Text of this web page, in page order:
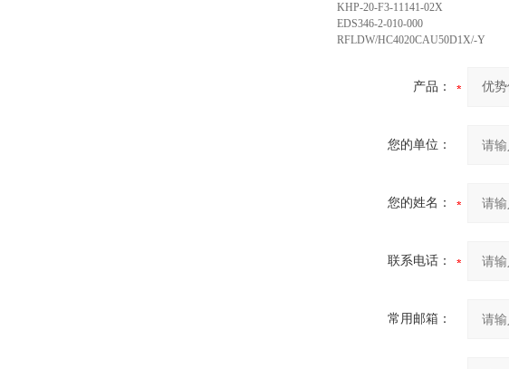
KHP-20-F3-11141-02X
EDS346-2-010-000
RFLDW/HC4020CAU50D1X/-Y
产品：
您的单位：
您的姓名：
联系电话：
常用邮箱：